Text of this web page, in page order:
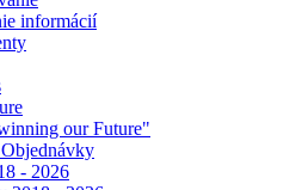
informácií
our Future"
- 2026